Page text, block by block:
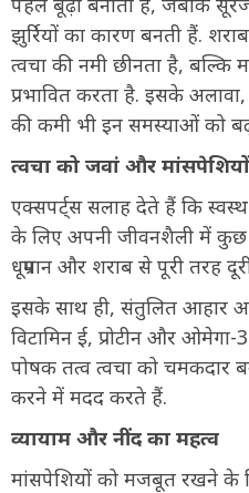
झुर्रियों का कारण बनती हैं.
त्वचा की नमी छीनता है, बल्कि
प्रभावित करता है. इसके
की कमी भी इन समस्याओं को
त्वचा को जवां और
एक्सपर्ट्स सलाह देते हैं कि
के लिए अपनी जीवनशैली में
धूम्रपान और शराब से पूरी तरह
इसके साथ ही, संतुलित आहार
विटामिन ई, प्रोटीन और ओमेगा-
पोषक तत्व त्वचा को चमकदार
करने में मदद करते हैं.
व्यायाम और नींद का महत्व
मांसपेशियों को मजबूत रखने के